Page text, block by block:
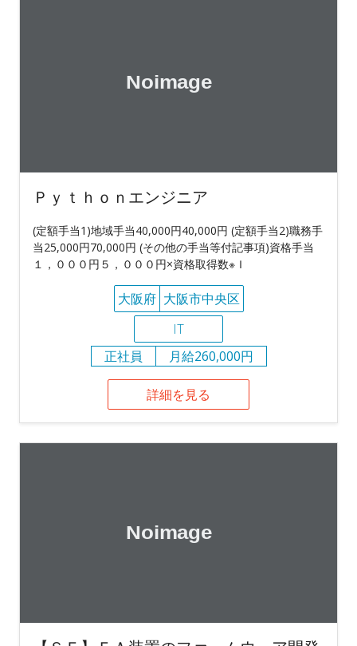
Ｐｙｔｈｏｎエンジニア
(定額手当1)地域手当40,000円40,000円 (定額手当2)職務手
当25,000円70,000円 (その他の手当等付記事項)資格手当
１，０００円５，０００円×資格取得数※Ｉ
大阪府 大阪市中央区
IT
正社員
月給260,000円
詳細を見る